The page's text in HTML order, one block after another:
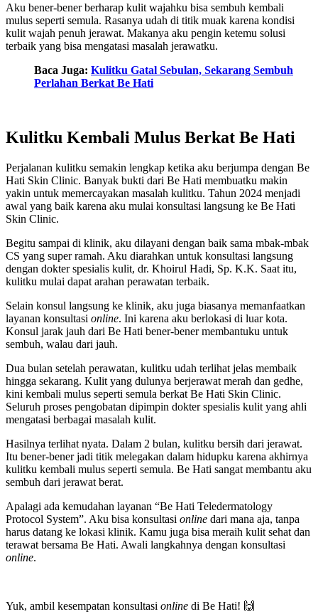
Aku bener-bener berharap kulit wajahku bisa sembuh kembali
mulus seperti semula. Rasanya udah di titik muak karena kondisi
kulit wajah penuh jerawat. Makanya aku pengin ketemu solusi
terbaik yang bisa mengatasi masalah jerawatku.
Baca Juga: Kulitku Gatal Sebulan, Sekarang Sembuh
Perlahan Berkat Be Hati
Kulitku Kembali Mulus Berkat Be Hati
Perjalanan kulitku semakin lengkap ketika aku berjumpa dengan Be
Hati Skin Clinic. Banyak bukti dari Be Hati membuatku makin
yakin untuk memercayakan masalah kulitku. Tahun 2024 menjadi
awal yang baik karena aku mulai konsultasi langsung ke Be Hati
Skin Clinic.
Begitu sampai di klinik, aku dilayani dengan baik sama mbak-mbak
CS yang super ramah. Aku diarahkan untuk konsultasi langsung
dengan dokter spesialis kulit, dr. Khoirul Hadi, Sp. K.K. Saat itu,
kulitku mulai dapat arahan perawatan terbaik.
Selain konsul langsung ke klinik, aku juga biasanya memanfaatkan
layanan konsultasi online. Ini karena aku berlokasi di luar kota.
Konsul jarak jauh dari Be Hati bener-bener membantuku untuk
sembuh, walau dari jauh.
Dua bulan setelah perawatan, kulitku udah terlihat jelas membaik
hingga sekarang. Kulit yang dulunya berjerawat merah dan gedhe,
kini kembali mulus seperti semula berkat Be Hati Skin Clinic.
Seluruh proses pengobatan dipimpin dokter spesialis kulit yang ahli
mengatasi berbagai masalah kulit.
Hasilnya terlihat nyata. Dalam 2 bulan, kulitku bersih dari jerawat.
Itu bener-bener jadi titik melegakan dalam hidupku karena akhirnya
kulitku kembali mulus seperti semula. Be Hati sangat membantu aku
sembuh dari jerawat berat.
Apalagi ada kemudahan layanan “Be Hati Teledermatology
Protocol System”. Aku bisa konsultasi online dari mana aja, tanpa
harus datang ke lokasi klinik. Kamu juga bisa meraih kulit sehat dan
terawat bersama Be Hati. Awali langkahnya dengan konsultasi
online.
Yuk, ambil kesempatan konsultasi online di Be Hati! 🙌